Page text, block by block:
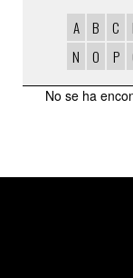
A B C
N
O P
AUTORS
No se ha